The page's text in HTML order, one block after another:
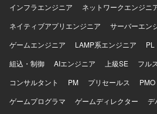
インフラエンジニア
ネットワークエンジニ
ネイティブアプリエンジニア
サーバーエン
ゲームエンジニア
LAMP系エンジニア PL
組込・制御
AIエンジニア 上級SE
フル
コンサルタント
PM プリセールス PMO
ゲームプログラマ
ゲームディレクター
デ